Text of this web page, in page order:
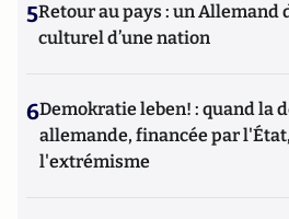
5Retour au pays : un Allemand
culturel d’une nation
6Demokratie leben! : quand la
allemande, financée par
l'extrémisme